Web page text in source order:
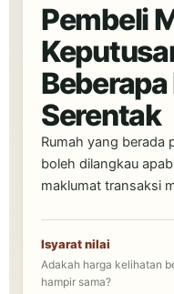
Pembeli
Serentak
Rumah yang berada
boleh dilangkau
maklumat transaksi
Isyarat nilai
Adakah harga kelihatan
hampir sama?